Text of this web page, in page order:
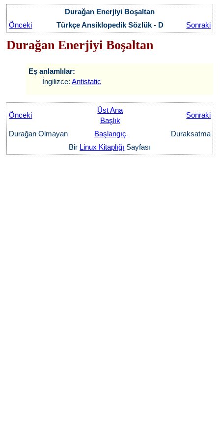
Durağan Enerjiyi Boşaltan
Önceki
Türkçe Ansiklopedik Sözlük - D Sonraki
Durağan Enerjiyi Boşaltan
Eş anlamlılar:
İngilizce:Antistatic
Önceki
Üst Ana
Başlık
Sonraki
Durağan Olmayan Başlangıç
Duraksatma
Bir Linux Kitaplığı Sayfası